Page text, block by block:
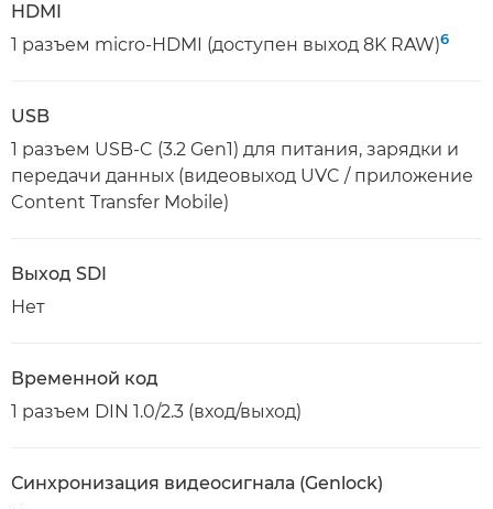
HDMI
1 разъем micro-HDMI (доступен выход 8K RAW)6
USB
1 разъем USB-C (3.2 Gen1) для питания, зарядки и
передачи данных (видеовыход UVC / приложение
Content Transfer Mobile)
Выход SDI
Нет
Временной код
1 разъем DIN 1.0/2.3 (вход/выход)
Синхронизация видеосигнала (Genlock)